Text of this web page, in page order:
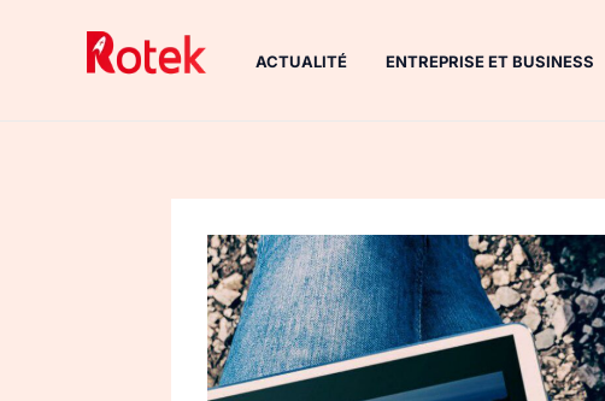
ACTUALITÉ ENTREPRISE ET BUSINESS